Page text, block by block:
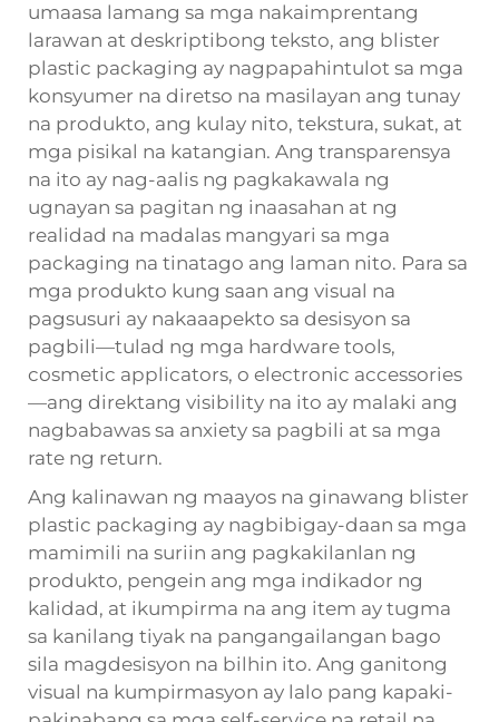
umaasa lamang sa mga nakaimprentang
larawan at deskriptibong teksto, ang blister
plastic packaging ay nagpapahintulot sa mga
konsyumer na diretso na masilayan ang tunay
na produkto, ang kulay nito, tekstura, sukat, at
mga pisikal na katangian. Ang transparensya
na ito ay nag-aalis ng pagkakawala ng
ugnayan sa pagitan ng inaasahan at ng
realidad na madalas mangyari sa mga
packaging na tinatago ang laman nito. Para sa
mga produkto kung saan ang visual na
pagsusuri ay nakaaapekto sa desisyon sa
pagbili—tulad ng mga hardware tools,
cosmetic applicators, o electronic accessories
—ang direktang visibility na ito ay malaki ang
nagbabawas sa anxiety sa pagbili at sa mga
rate ng return.
Ang kalinawan ng maayos na ginawang blister
plastic packaging ay nagbibigay-daan sa mga
mamimili na suriin ang pagkakilanlan ng
produkto, pengein ang mga indikador ng
kalidad, at ikumpirma na ang item ay tugma
sa kanilang tiyak na pangangailangan bago
sila magdesisyon na bilhin ito. Ang ganitong
visual na kumpirmasyon ay lalo pang kapaki-